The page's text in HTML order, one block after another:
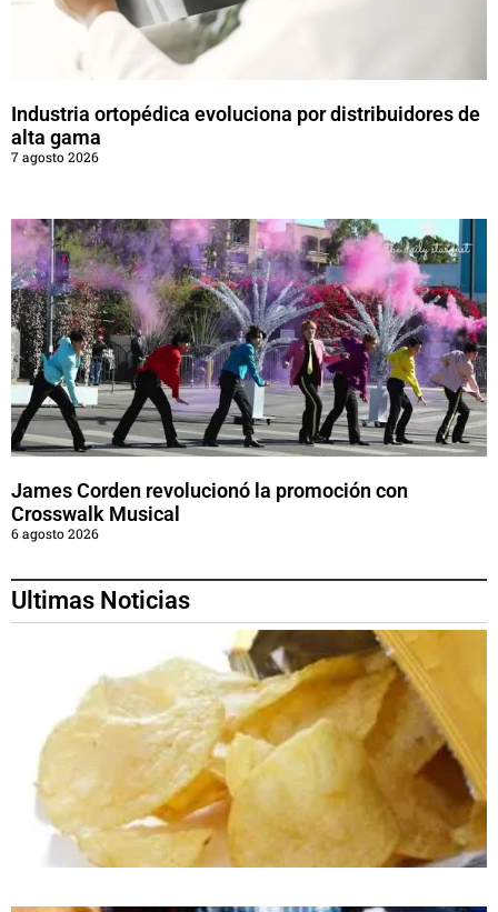
Industria ortopédica evoluciona por distribuidores de
alta gama
7 agosto 2026
James Corden revolucionó la promoción con
Crosswalk Musical
6 agosto 2026
Ultimas Noticias